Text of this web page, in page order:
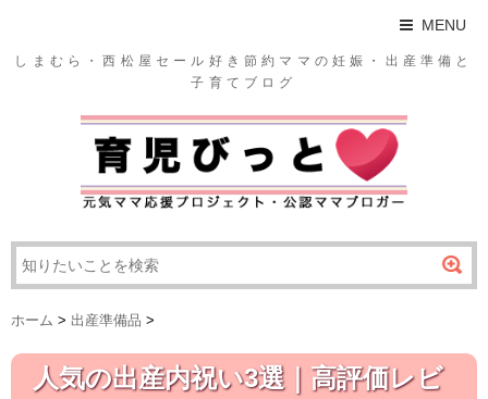
MENU
しまむら・西松屋セール好き節約ママの妊娠・出産準備と
子育てブログ
ホーム > 出産準備品 >
人気の出産内祝い3選｜高評価レビ